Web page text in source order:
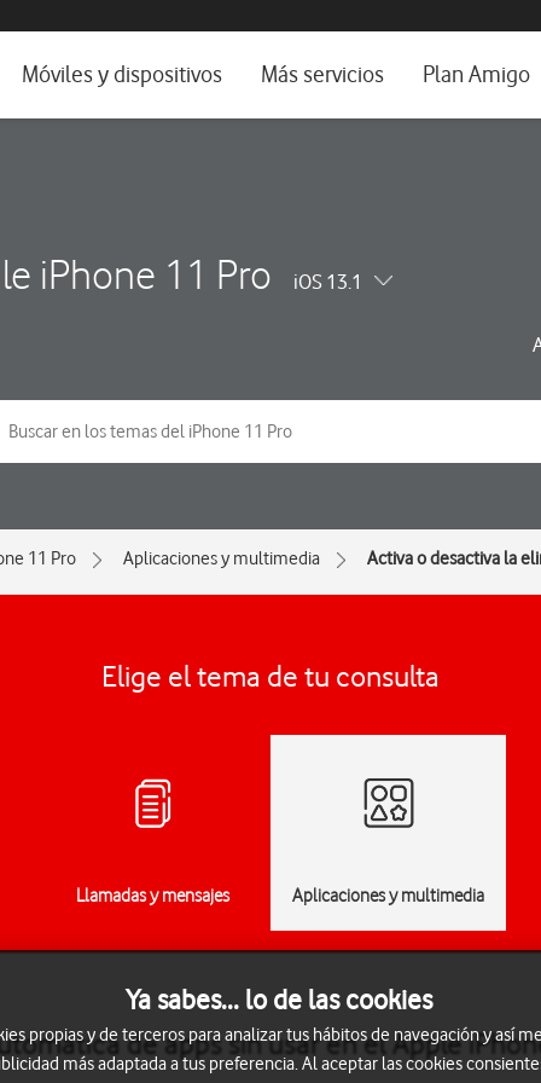
e idioma
Móviles y dispositivos Más servicios Plan Amigo
iPhone 11 Pro iOS 13.1
11 Pro Aplicaciones y multimedia Activa o desactiva la
Elige el tema de tu consulta
Llamadas y mensajes Aplicaciones y multimedia
de apps sin usar en el Apple
Ya sabes... lo de las cookies
propias y de terceros para analizar tus hábitos de navegación y así
más adaptada a tus preferencia. Al aceptar las cookies